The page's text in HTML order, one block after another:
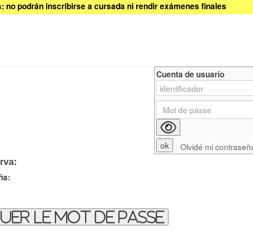
podrán inscribirse a cursada ni rendir exámenes finales
le mot de passe
Cuenta de usuario
Olvidé mi